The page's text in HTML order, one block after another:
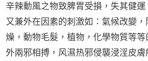
辛辣動風之物致脾胃受損，失其健
又兼外在因素的刺激如：氣候改變
燥，動物毛髮，植物，化學物質等
外兩邪相搏，风濕热邪侵襲浸淫皮膚